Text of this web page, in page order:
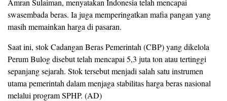
swasembada beras. Ia juga memperingatkan mafia pangan yang
masih memainkan harga di pasaran.
Saat ini, stok Cadangan Beras Pemerintah (CBP) yang dikelola
Perum Bulog disebut telah mencapai 5,3 juta ton atau tertinggi
sepanjang sejarah. Stok tersebut menjadi salah satu instrumen
utama pemerintah dalam menjaga stabilitas harga beras nasional
melalui program SPHP. (AD)